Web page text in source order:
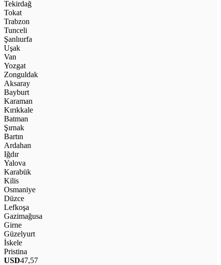
Tekirdağ
Tokat
Trabzon
Tunceli
Şanlıurfa
Uşak
Van
Yozgat
Zonguldak
Aksaray
Bayburt
Karaman
Kırıkkale
Batman
Şırnak
Bartın
Ardahan
Iğdır
Yalova
Karabük
Kilis
Osmaniye
Düzce
Lefkoşa
Gazimağusa
Girne
Güzelyurt
İskele
Pristina
USD47,57